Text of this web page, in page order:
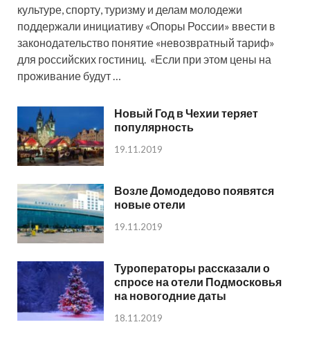
культуре, спорту, туризму и делам молодежи
поддержали инициативу «Опоры России» ввести в
законодательство понятие «невозвратный тариф»
для российских гостиниц. «Если при этом цены на
проживание будут …
Новый Год в Чехии теряет
популярность
19.11.2019
Возле Домодедово появятся
новые отели
19.11.2019
Туроператоры рассказали о
спросе на отели Подмосковья
на новогодние даты
18.11.2019